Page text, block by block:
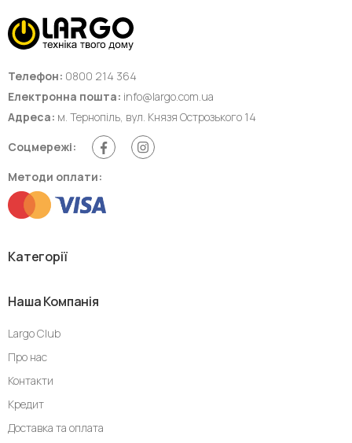
Телефон: 0800 214 364
Електронна пошта: info@largo.com.ua
Адреса: м. Тернопіль, вул. Князя Острозького 14
Соцмережі:
Методи оплати:
Категорії
Наша Компанія
Largo Club
Про нас
Контакти
Кредит
Доставка та оплата